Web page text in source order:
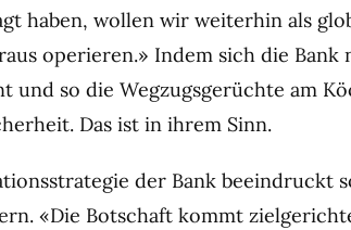
haben, wollen wir weiterhin als
operieren.» Indem sich die
und so die Wegzugsgerüchte am
Das ist in ihrem Sinn.
der Bank beeindruckt
«Die Botschaft kommt